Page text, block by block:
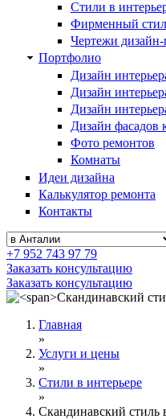
Стили в
Фирменный
Чертежи дизайн-
Портфолио
Дизайн
Дизайн
Дизайн
Дизайн фасадов
Фото ремонтов
Комнаты
Идеи дизайна
Калькулятор ремонта
Контакты
+7 952 743 97 79
Заказать консультацию
Заказать консультацию
Главная
»
Услуги и цены
»
Стили в интерьере
»
Скандинавский стиль